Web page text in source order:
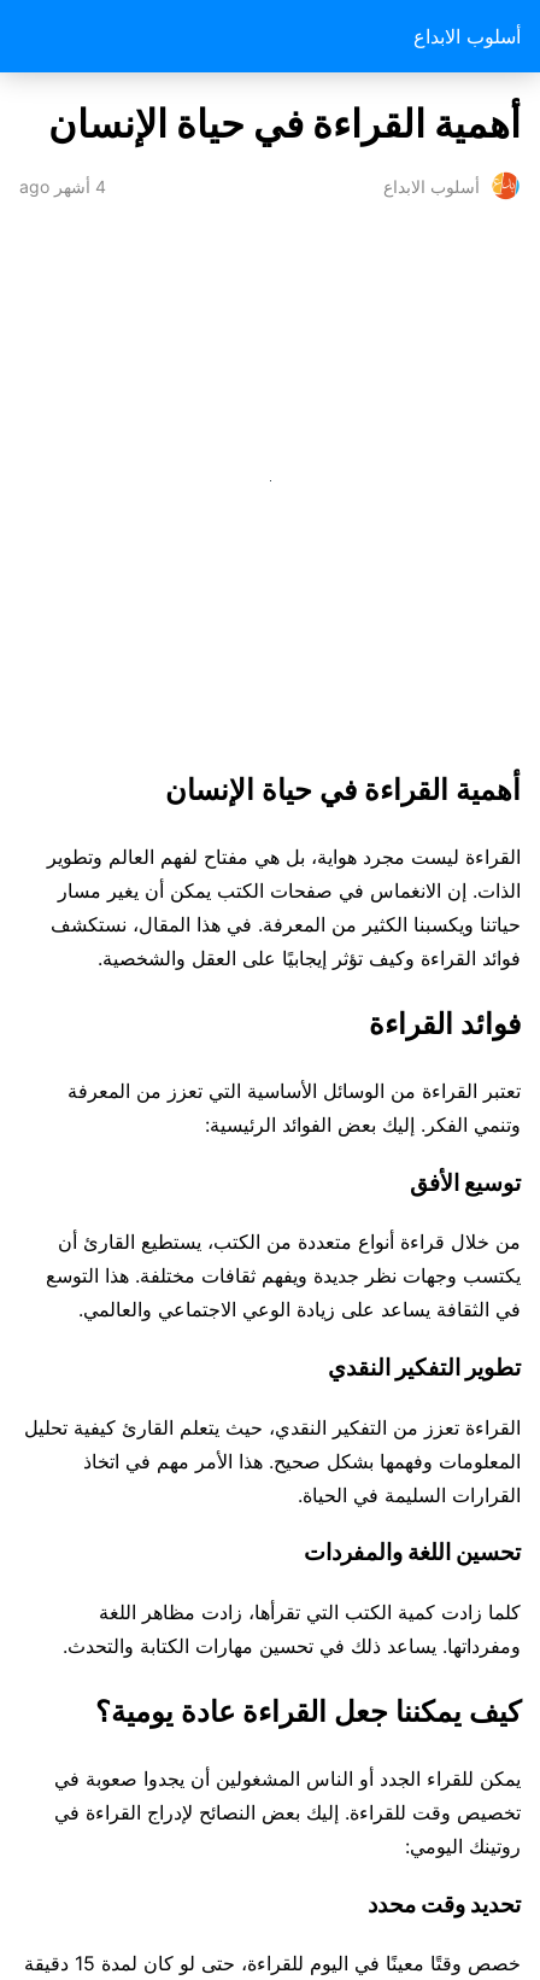
أسلوب الابداع
أهمية القراءة في حياة الإنسان
أسلوب الابداع 4 أشهر ago
أهمية القراءة في حياة الإنسان
القراءة ليست مجرد هواية، بل هي مفتاح لفهم العالم وتطوير
الذات. إن الانغماس في صفحات الكتب يمكن أن يغير مسار
حياتنا ويكسبنا الكثير من المعرفة. في هذا المقال، نستكشف
فوائد القراءة وكيف تؤثر إيجابيًا على العقل والشخصية.
فوائد القراءة
تعتبر القراءة من الوسائل الأساسية التي تعزز من المعرفة
وتنمي الفكر. إليك بعض الفوائد الرئيسية:
توسيع الأفق
من خلال قراءة أنواع متعددة من الكتب، يستطيع القارئ أن
يكتسب وجهات نظر جديدة ويفهم ثقافات مختلفة. هذا التوسع
في الثقافة يساعد على زيادة الوعي الاجتماعي والعالمي.
تطوير التفكير النقدي
القراءة تعزز من التفكير النقدي، حيث يتعلم القارئ كيفية تحليل
المعلومات وفهمها بشكل صحيح. هذا الأمر مهم في اتخاذ
القرارات السليمة في الحياة.
تحسين اللغة والمفردات
كلما زادت كمية الكتب التي تقرأها، زادت مظاهر اللغة
ومفرداتها. يساعد ذلك في تحسين مهارات الكتابة والتحدث.
كيف يمكننا جعل القراءة عادة يومية؟
يمكن للقراء الجدد أو الناس المشغولين أن يجدوا صعوبة في
تخصيص وقت للقراءة. إليك بعض النصائح لإدراج القراءة في
روتينك اليومي:
تحديد وقت محدد
خصص وقتًا معينًا في اليوم للقراءة، حتى لو كان لمدة 15 دقيقة